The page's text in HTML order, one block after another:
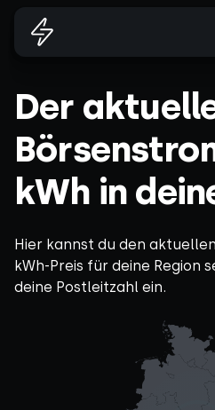
Der
kWh in
Hier kannst du den
kWh-Preis für deine Region
deine Postleitzahl ein.